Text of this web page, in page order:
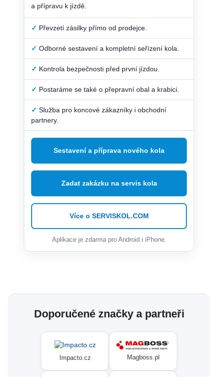
a přípravu k jízdě.
✓ Převzetí zásilky přímo od prodejce.
✓ Odborné sestavení a kompletní seřízení kola.
✓ Kontrola bezpečnosti před první jízdou.
✓ Postaráme se také o přepravní obal a krabici.
✓ Služba pro koncové zákazníky i obchodní
partnery.
Sestavení a příprava nového kola
Zadat zakázku na servis kola
Více o SERVISKOL.COM
Aplikace je zdarma pro Android i iPhone.
Doporučené značky a partneři
Impacto.cz Magboss.pl